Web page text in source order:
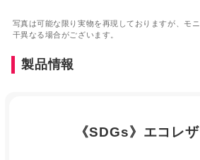
写真は可能な限り実物を再現しておりますが、モ
干異なる場合がございます。
製品情報
《SDGs》エコレ